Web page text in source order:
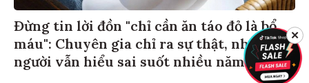
Đừng tin lời đồn "chỉ cần ăn táo đỏ là bổ
máu": Chuyên gia chỉ ra sự thật, nhiều
người vẫn hiểu sai suốt nhiều năm
✕